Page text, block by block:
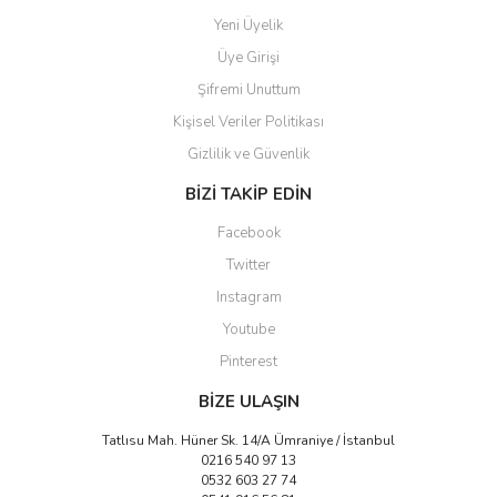
Bu ürüne benzer farklı alternatifler olmalı.
Gönder
Yeni Üyelik
Üye Girişi
Şifremi Unuttum
Kişisel Veriler Politikası
Gizlilik ve Güvenlik
BİZİ TAKİP EDİN
Facebook
Twitter
Instagram
Youtube
Pinterest
BİZE ULAŞIN
Tatlısu Mah. Hüner Sk. 14/A Ümraniye / İstanbul
0216 540 97 13
0532 603 27 74